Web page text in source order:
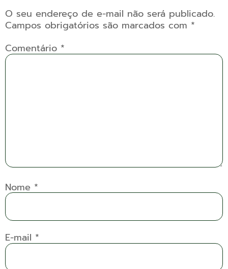
O seu endereço de e-mail não será publicado.
Campos obrigatórios são marcados com *
Comentário *
Nome *
E-mail *